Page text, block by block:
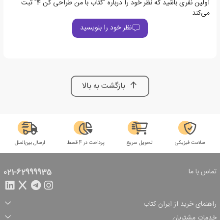
اولین نفری باشید که نظر خود را درباره "کتاب با من طراحی کن 4" ثبت
می‌کند
نظر خود را بنویسید
بازگشت به بالا
سلامت فیزیکی تحویل سریع پرداخت در 4 قسط ارسال بین‌الملل
تماس با ما 021-62999935
راهنمای خرید از ایران کتاب